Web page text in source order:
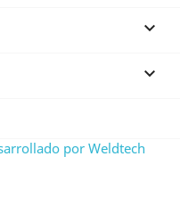


por Weldtech